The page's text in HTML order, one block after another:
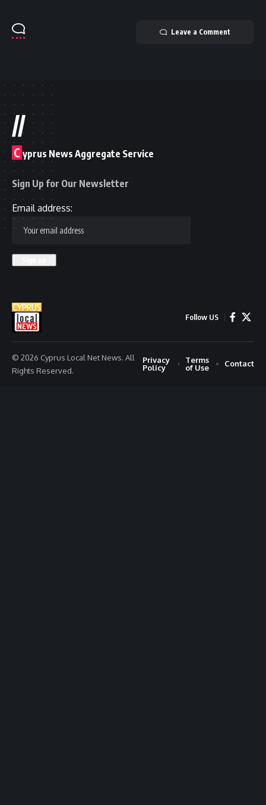
Leave a Comment
//
C yprus News Aggregate Service
Sign Up for Our Newsletter
Email address:
Follow US
© 2026 Cyprus Local Net News. All
Rights Reserved.
Privacy
Policy
Terms
of Use
Contact